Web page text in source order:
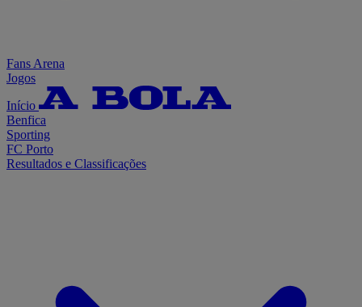
Fans Arena
Jogos
Início
Benfica
Sporting
FC Porto
Resultados e Classificações